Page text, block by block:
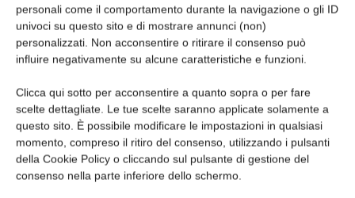
personali come il comportamento durante la navigazione o gli ID
univoci su questo sito e di mostrare annunci (non)
personalizzati. Non acconsentire o ritirare il consenso può
influire negativamente su alcune caratteristiche e funzioni.
Clicca qui sotto per acconsentire a quanto sopra o per fare
scelte dettagliate. Le tue scelte saranno applicate solamente a
questo sito. È possibile modificare le impostazioni in qualsiasi
momento, compreso il ritiro del consenso, utilizzando i pulsanti
della Cookie Policy o cliccando sul pulsante di gestione del
consenso nella parte inferiore dello schermo.
Edicola web
Abbonati